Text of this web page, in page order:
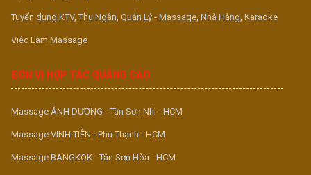
Tuyển dụng KTV, Thu Ngân, Quản Lý - Massage, Nhà Hàng, Karaoke
Việc Làm Massage
ĐƠN VỊ HỢP TÁC QUẢNG CÁO
Massage ÁNH DƯƠNG - Tân Sơn Nhì - HCM
Massage VINH TIÊN - Phú Thạnh - HCM
Massage BANGKOK - Tân Sơn Hòa - HCM